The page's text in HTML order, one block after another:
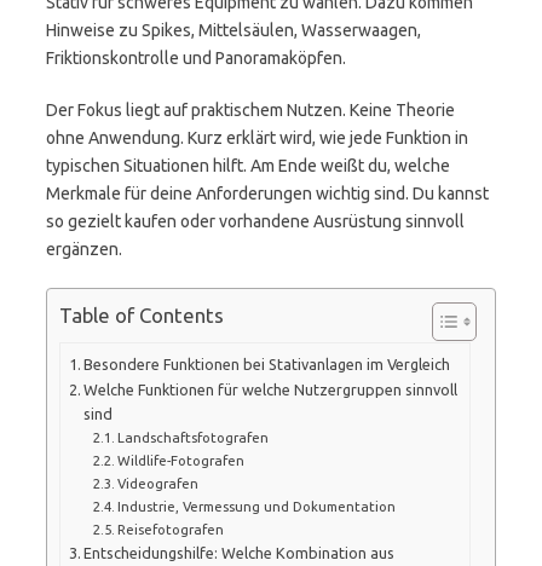
Hinweise zu Spikes, Mittelsäulen, Wasserwaagen,
Friktionskontrolle und Panoramaköpfen.
Der Fokus liegt auf praktischem Nutzen. Keine Theorie
ohne Anwendung. Kurz erklärt wird, wie jede Funktion in
typischen Situationen hilft. Am Ende weißt du, welche
Merkmale für deine Anforderungen wichtig sind. Du kannst
so gezielt kaufen oder vorhandene Ausrüstung sinnvoll
ergänzen.
Table of Contents
Besondere Funktionen bei Stativanlagen im Vergleich
Welche Funktionen für welche Nutzergruppen sinnvoll
sind
Landschaftsfotografen
Wildlife-Fotografen
Videografen
Industrie, Vermessung und Dokumentation
Reisefotografen
Entscheidungshilfe: Welche Kombination aus